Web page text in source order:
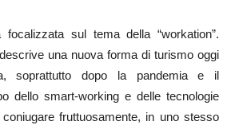
sul tema della “workation”.
una nuova forma di turismo oggi
soprattutto dopo la pandemia e il
dello smart-working e delle tecnologie
fruttuosamente, in uno stesso